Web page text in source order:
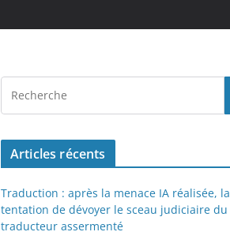
Articles récents
Traduction : après la menace IA réalisée, la
tentation de dévoyer le sceau judiciaire du
traducteur assermenté